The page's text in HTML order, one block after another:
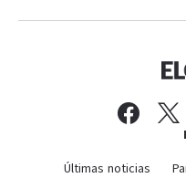
Últimas noticias